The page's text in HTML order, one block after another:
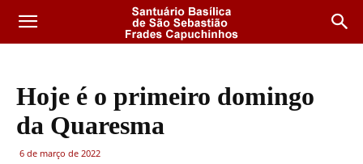
Hoje é o primeiro domingo
da Quaresma
6 de março de 2022